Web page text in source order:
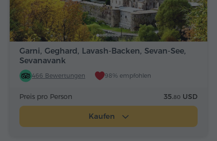
Garni, Geghard, Lavash-Backen, Sevan-See,
Sevanavank
466 Bewertungen 98% empfohlen
Preis pro Person 35.80 USD
Kaufen